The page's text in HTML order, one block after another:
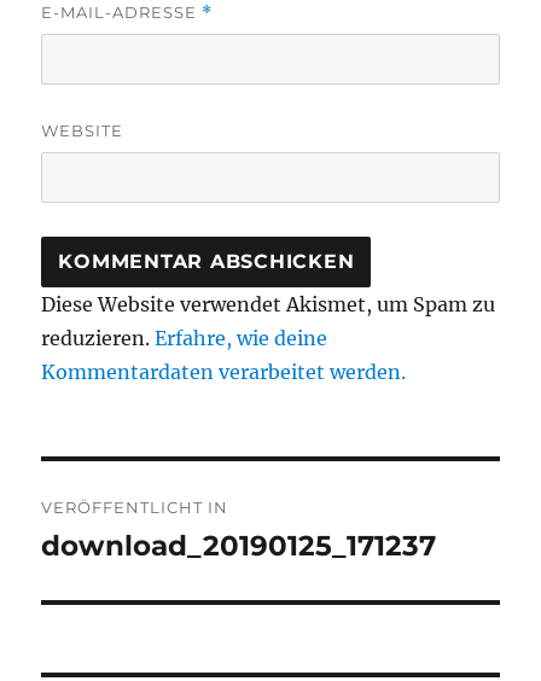
E-MAIL-ADRESSE *
WEBSITE
Diese Website verwendet Akismet, um Spam zu
reduzieren.Erfahre, wie deine
Kommentardaten verarbeitet werden.
VERÖFFENTLICHT IN
download_20190125_171237